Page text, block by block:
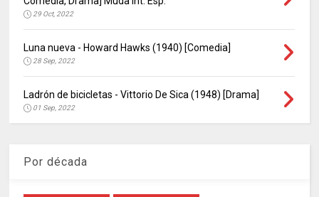
29 Oct, 2022
Luna nueva - Howard Hawks (1940) [Comedia]
28 Sep, 2022
Ladrón de bicicletas - Vittorio De Sica (1948) [Drama]
01 Sep, 2022
Por década